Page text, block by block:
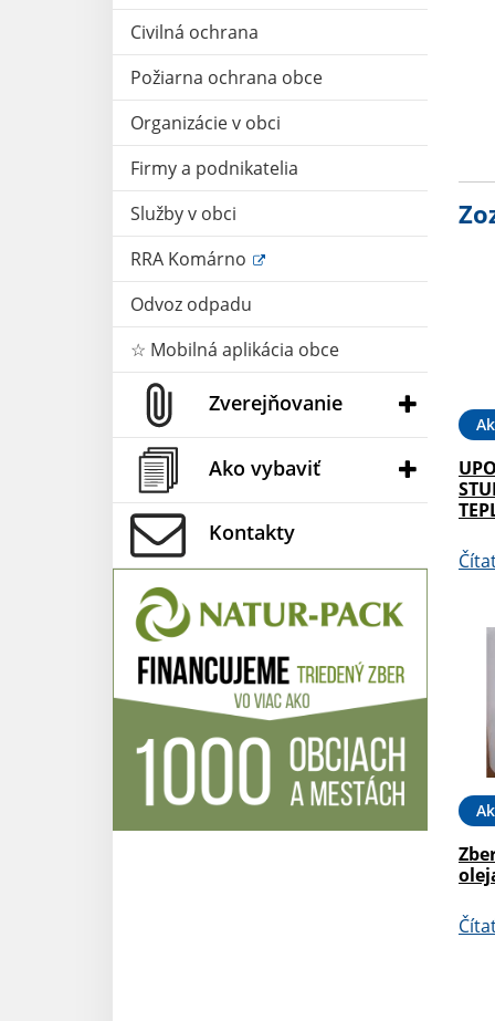
Civilná ochrana
Požiarna ochrana obce
Organizácie v obci
Firmy a podnikatelia
Služby v obci
RRA Komárno
Odvoz odpadu
☆ Mobilná aplikácia obce
Zverejňovanie
Ako vybaviť
Kontakty